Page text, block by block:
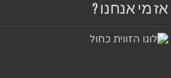
אז מי אנחנו ?